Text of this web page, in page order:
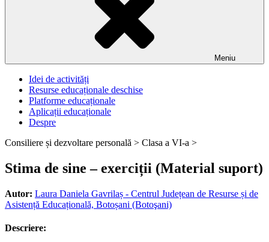
Meniu
Idei de activități
Resurse educaționale deschise
Platforme educaționale
Aplicații educaționale
Despre
Consiliere și dezvoltare personală > Clasa a VI-a >
Stima de sine – exerciții (Material suport)
Autor: Laura Daniela Gavrilaș - Centrul Județean de Resurse și de
Asistență Educațională, Botoșani (Botoşani)
Descriere: